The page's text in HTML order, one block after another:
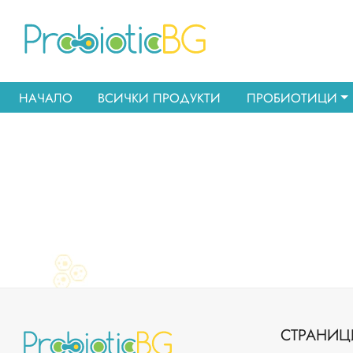
НАЧАЛО ВСИЧКИ ПРОДУКТИ ПРОБИОТИЦИ